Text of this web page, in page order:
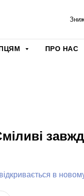
ПРО НАС
в новому